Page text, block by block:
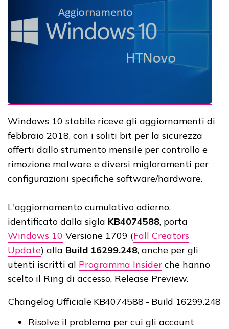
Windows 10 stabile riceve gli aggiornamenti di
febbraio 2018, con i soliti bit per la sicurezza
offerti dallo strumento mensile per controllo e
rimozione malware e diversi migloramenti per
configurazioni specifiche software/hardware.
L'aggiornamento cumulativo odierno,
identificato dalla sigla KB4074588, porta
Windows 10 Versione 1709 (Fall Creators
Update) alla Build 16299.248, anche per gli
utenti iscritti al Programma Insider che hanno
scelto il Ring di accesso, Release Preview.
Changelog Ufficiale KB4074588 - Build 16299.248
Risolve il problema per cui gli account